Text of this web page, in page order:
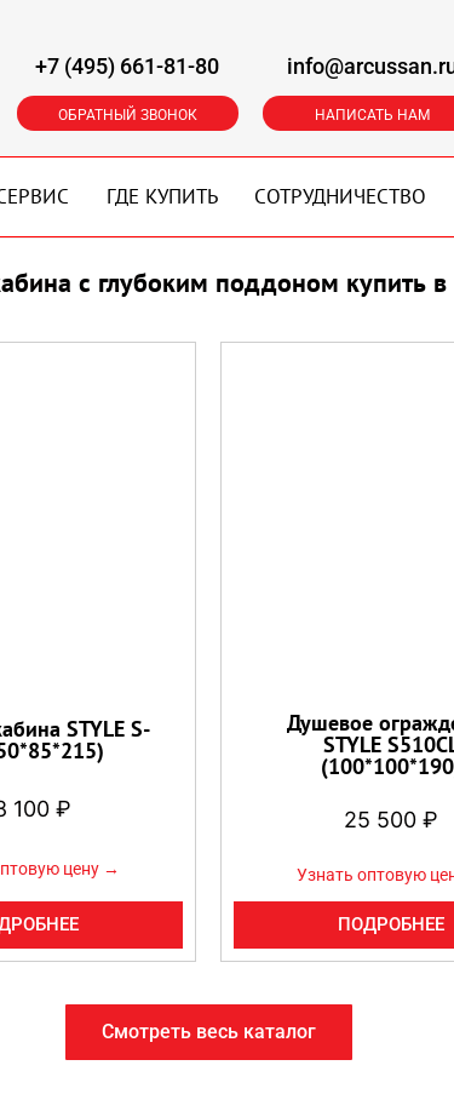
+7 (495) 661-81-80
ОБРАТНЫЙ ЗВОНОК НАПИСАТЬ НАМ
ГДЕ КУПИТЬ СОТРУДНИЧЕСТВО
с глубоким поддоном купить
STYLE S-
100 ₽
цену →
Душевое
STYLE
25 500₽
Узнать оптовую
ПОДРОБНЕЕ
Смотреть весь каталог